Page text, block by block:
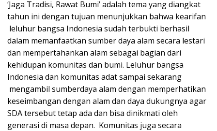
‘Jaga Tradisi, Rawat Bumi’ adalah tema yang diangkat
tahun ini dengan tujuan menunjukkan bahwa kearifan
leluhur bangsa Indonesia sudah terbukti berhasil
dalam memanfaatkan sumber daya alam secara lestari
dan mempertahankan alam sebagai bagian dari
kehidupan komunitas dan bumi. Leluhur bangsa
Indonesia dan komunitas adat sampai sekarang
mengambil sumberdaya alam dengan memperhatikan
keseimbangan dengan alam dan daya dukungnya agar
SDA tersebut tetap ada dan bisa dinikmati oleh
generasi di masa depan. Komunitas juga secara